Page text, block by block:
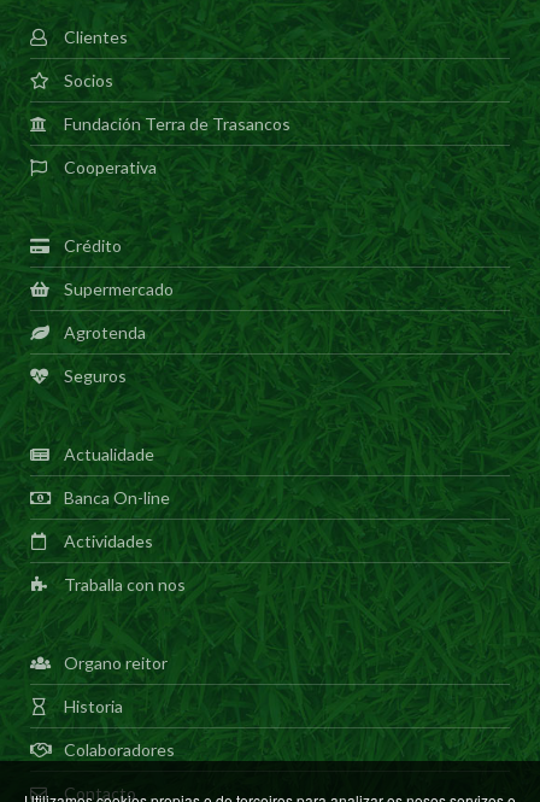
Clientes
Socios
Fundación Terra de Trasancos
Cooperativa
Crédito
Supermercado
Agrotenda
Seguros
Actualidade
Banca On-line
Actividades
Traballa con nos
Organo reitor
Historia
Colaboradores
Contacto